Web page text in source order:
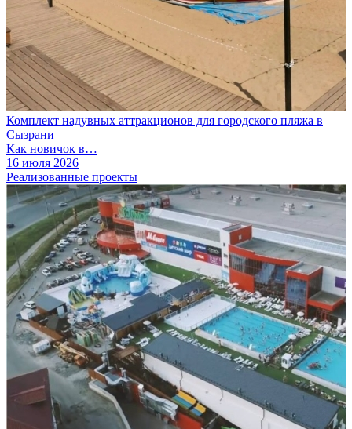
Комплект надувных аттракционов для городского пляжа в
Сызрани
Как новичок в…
16 июля 2026
Реализованные проекты